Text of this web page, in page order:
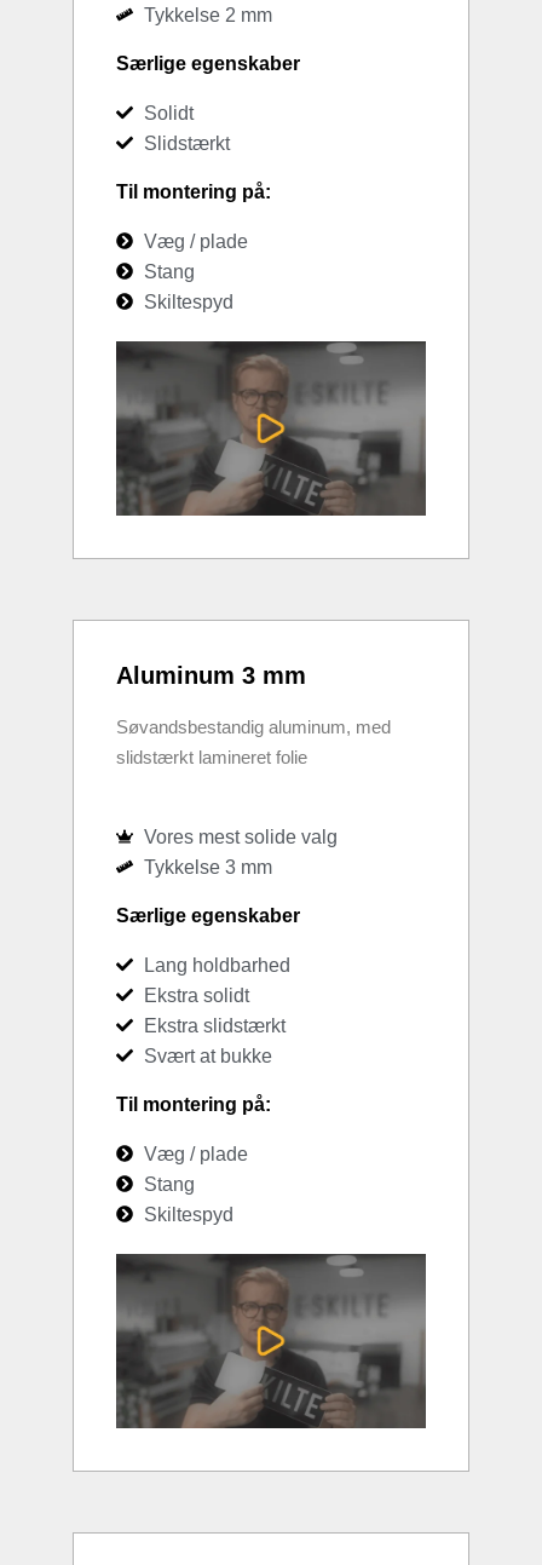
Tykkelse 2 mm
Særlige egenskaber
Solidt
Slidstærkt
Til montering på:
Væg / plade
Stang
Skiltespyd
Aluminum 3 mm
Søvandsbestandig aluminum, med
slidstærkt lamineret folie
Vores mest solide valg
Tykkelse 3 mm
Særlige egenskaber
Lang holdbarhed
Ekstra solidt
Ekstra slidstærkt
Svært at bukke
Til montering på:
Væg / plade
Stang
Skiltespyd